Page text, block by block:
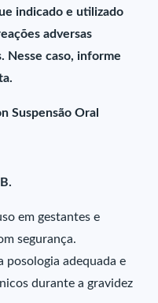
indicado e utilizado
adversas
Nesse caso, informe
Suspensão Oral
em gestantes e
segurança.
posologia adequada e
durante a gravidez